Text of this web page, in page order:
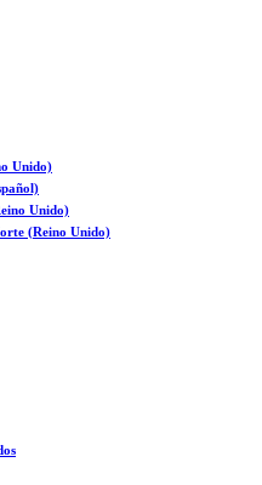
Unido)
Unido)
(Reino Unido)